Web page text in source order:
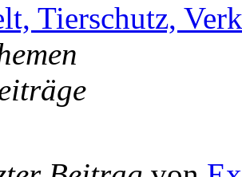
Tierschutz,